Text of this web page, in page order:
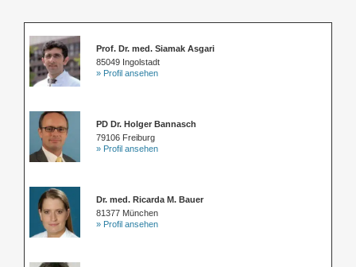
Prof. Dr. med. Siamak Asgari
85049 Ingolstadt
» Profil ansehen
PD Dr. Holger Bannasch
79106 Freiburg
» Profil ansehen
Dr. med. Ricarda M. Bauer
81377 München
» Profil ansehen